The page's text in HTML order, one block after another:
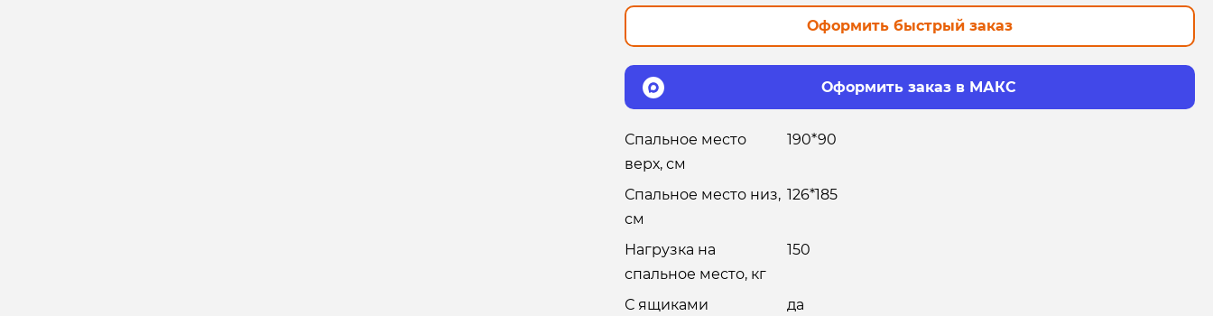
Оформить быстрый заказ
Оформить заказ в МАКС
Спальное место
верх, см
190*90
Спальное место низ,
см
126*185
Нагрузка на
спальное место, кг
150
С ящиками
да